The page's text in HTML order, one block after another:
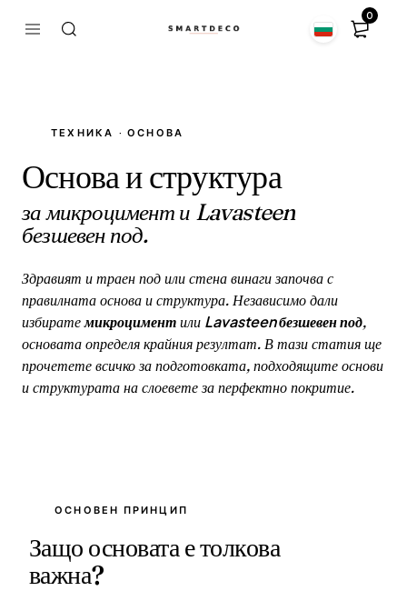
0
ТЕХНИКА · ОСНОВА
Основа и структура
за микроцимент и Lavasteen
безшевен под.
Здравият и траен под или стена винаги започва с
правилната основа и структура. Независимо дали
избиратемикроцимент или Lavasteen безшевен под,
основата определя крайния резултат. В тази статия ще
прочетете всичко за подготовката, подходящите основи
и структурата на слоевете за перфектно покритие.
ОСНОВЕН ПРИНЦИП
Защо основата е толкова
важна?